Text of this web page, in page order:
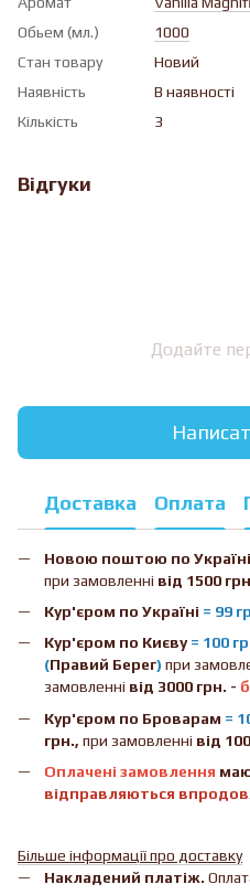
Обьем (мл.)
1000
Стан товару
Новий
Наявність
В наявності
Кількість
3
Відгуки
Додайте
Доставка Оплата
Новою поштою по Україні
при замовленні від 1500
Кур'єром по Україні = 99
Кур'єром по Києву= 100
(Правий Берег) при
замовленні від 3000 грн. -
Кур'єром по Броварам =
грн., при замовленні від
Оплачені замовлення
відправляються
Більше інформації про доставку
Накладений платіж.